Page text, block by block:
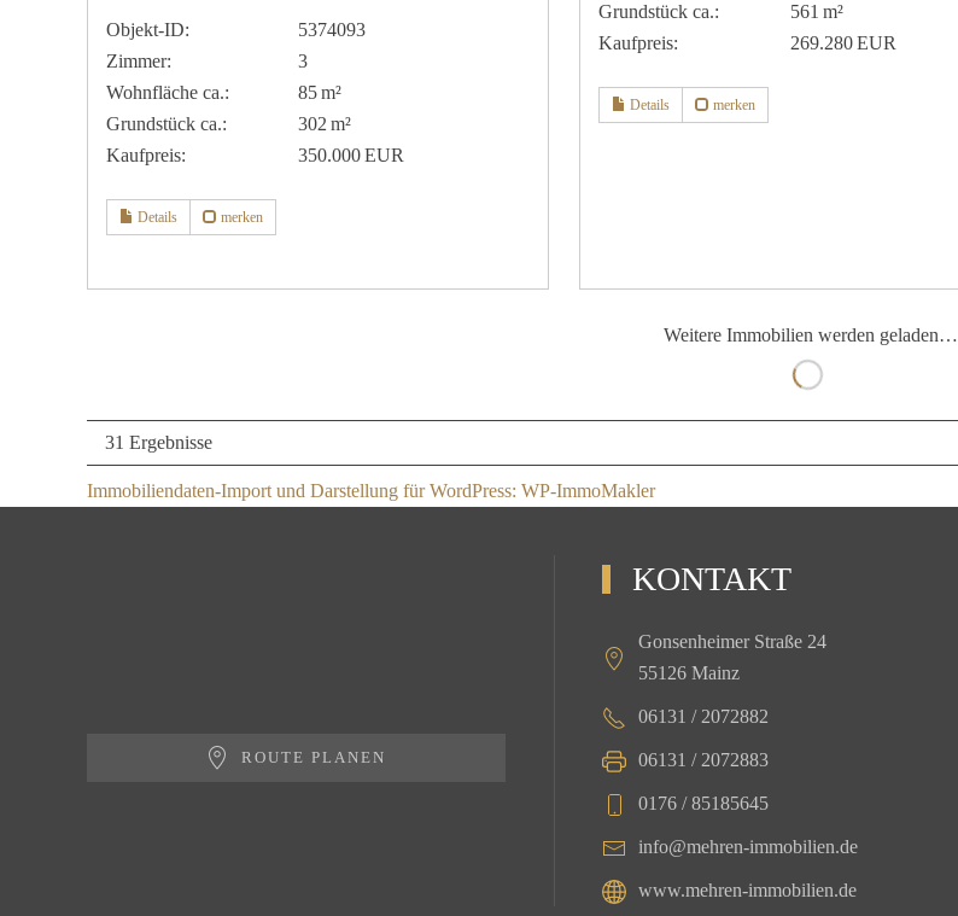
Objekt-ID:
5374093
Zimmer:
3
Wohnfläche ca.:
85 m²
Grund­stück ca.:
302 m²
Kaufpreis:
350.000 EUR
Details merken
Grund­stück ca.:
561 m²
Kaufpreis:
269.280 EUR
Details merken
Weitere Immobilien werden geladen…
31 Ergebnisse
Immobiliendaten-Import und Darstellung für WordPress: WP-ImmoMakler
ROUTE PLANEN
KONTAKT
Gonsenheimer Straße 24
55126 Mainz
06131 / 2072882
06131 / 2072883
0176 / 85185645
info@mehren-immobilien.de
www.mehren-immobilien.de